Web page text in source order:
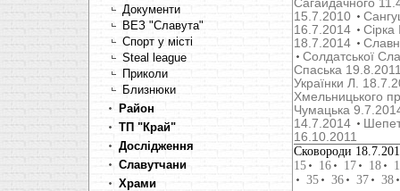
Документи
ВЕЗ "Славута"
Спорт у місті
Steal league
Приколи
Близнюки
Район
ТП "Край"
Дослідження
Славутчани
Храми
Сагайдачного
15.7.2010
16.7.2014
Сірка
18.7.2014
Солдатської
Cпаська
Українки Л.
Хмельницького
Чумацька
14.7.2014
16.10.2011
Сковороди
15
16 17 18
35
36 37 38